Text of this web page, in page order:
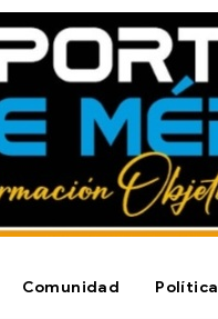
Comunidad Política